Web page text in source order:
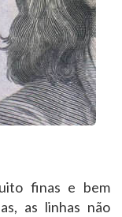
finas e bem
as linhas não